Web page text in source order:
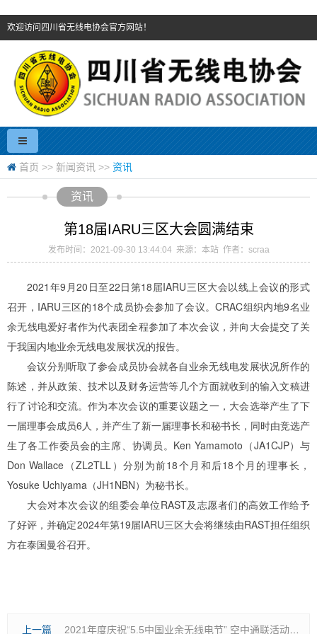
欢迎访问四川省无线电协会官方网站！
首页 >> 新闻资讯 >> 资讯
资讯
第18届IARU三区大会圆满结束
发布时间：2021-09-30 13:44:04 来源：本站 作者：scraa
2021年9月20日至22日第18届IARU三区大会以线上会议的形式
召开，IARU三区的18个成员协会参加了会议。CRAC组织内地9名业
余无线电爱好者作为代表团全程参加了本次会议，并向大会提交了关
于我国内地业余无线电发展状况的报告。
会议分别听取了参会成员协会就各自业余无线电发展状况所作的
陈述，并从政策、技术以及财务运营等几个方面就收到的输入文稿进
行了讨论和交流。作为本次会议的重要议题之一，大会选举产生了下
一届理事会成员6人，并产生了新一届理事长和秘书长，同时由竞选产
生了各工作委员会的主席、协调员。Ken Yamamoto（JA1CJP）与
Don Wallace（ZL2TLL）分别为前18个月和后18个月的理事长，
Yosuke Uchiyama（JH1NBN）为秘书长。
大会对本次会议的组委会单位RAST及志愿者们的高效工作给予
了好评，并确定2024年第19届IARU三区大会将继续由RAST担任组织
方在泰国曼谷召开。
上一篇 2021年度庆祝“5.5中国业余无线电节” 空中通联活动圆满成功